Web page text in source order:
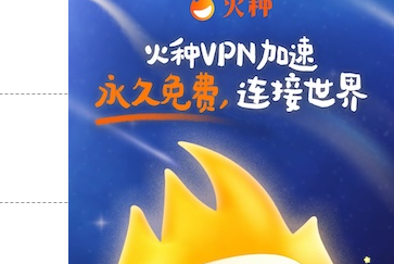
支持 [0] 反对 [0]
支持